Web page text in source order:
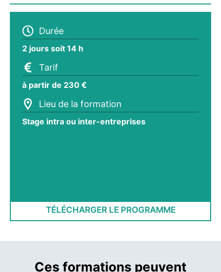
Durée
2 jours soit 14 h
Tarif
à partir de 230 €
Lieu de la formation
Stage intra ou inter-entreprises
TÉLÉCHARGER LE PROGRAMME
Ces formations peuvent